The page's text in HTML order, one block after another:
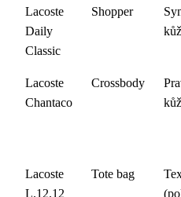
Lacoste
Daily
Classic
Shopper
Lacoste
Chantaco
Crossbody
Lacoste
L.12.12
Tote bag